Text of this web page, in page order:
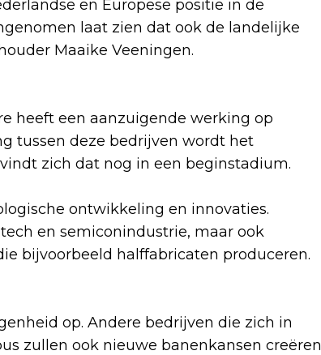
en Europese positie in de
laat zien dat ook de landelijke
Maaike Veeningen.
heeft een aanzuigende werking op
tussen deze bedrijven wordt het
zich dat nog in een beginstadium.
ontwikkeling en innovaties.
en semiconindustrie, maar ook
bijvoorbeeld halffabricaten produceren.
op. Andere bedrijven die zich in
zullen ook nieuwe banenkansen creëren